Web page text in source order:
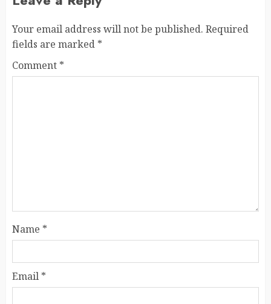
Your email address will not be published. Required
fields are marked *
Comment *
Name *
Email *